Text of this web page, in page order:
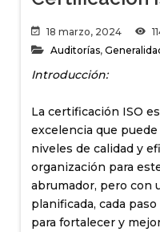
18 marzo, 2024
Auditorías,
Introducción:
La certificación ISO
excelencia que
niveles de calidad y
organización para
abrumador, pero con
planificada, cada
para fortalecer y